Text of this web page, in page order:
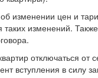
изменении цен и
изменений.
отключаться от
вступления в силу